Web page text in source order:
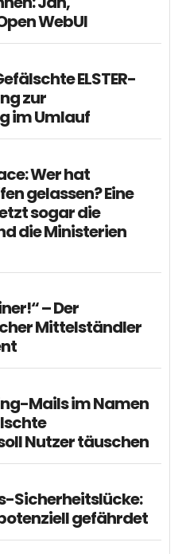
WebUI
ELSTER-
zur
im Umlauf
Wer hat
gelassen? Eine
sogar die
die Ministerien
– Der
Mittelständler
Mails im Namen
Nutzer täuschen
Sicherheitslücke:
gefährdet